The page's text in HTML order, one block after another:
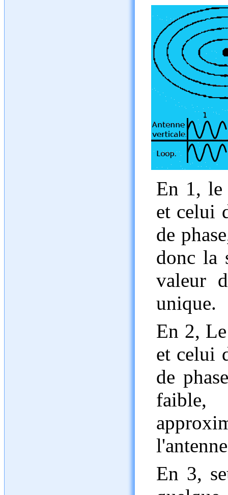
En 1, le
et celui
de
donc la
valeur
unique.
En 2,
et celui
de
En 3,